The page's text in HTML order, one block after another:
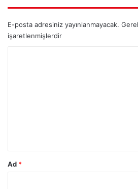
E-posta adresiniz yayınlanmayacak.
işaretlenmişlerdir
Ad *